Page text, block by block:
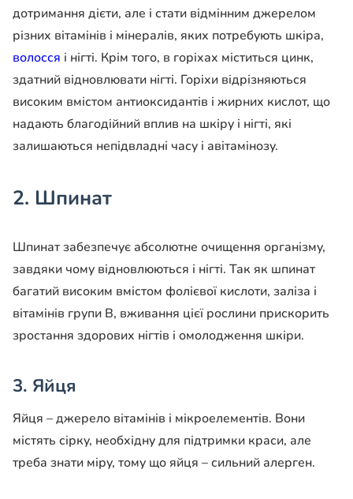
дотримання дієти, але і стати відмінним джерелом
різних вітамінів і мінералів, яких потребують шкіра,
волосся і нігті. Крім того, в горіхах міститься цинк,
здатний відновлювати нігті. Горіхи відрізняються
високим вмістом антиоксидантів і жирних кислот, що
надають благодійний вплив на шкіру і нігті, які
залишаються непідвладні часу і авітамінозу.
2. Шпинат
Шпинат забезпечує абсолютне очищення організму,
завдяки чому відновлюються і нігті. Так як шпинат
багатий високим вмістом фолієвої кислоти, заліза і
вітамінів групи В, вживання цієї рослини прискорить
зростання здорових нігтів і омолодження шкіри.
3. Яйця
Яйця – джерело вітамінів і мікроелементів. Вони
містять сірку, необхідну для підтримки краси, але
треба знати міру, тому що яйця – сильний алерген.